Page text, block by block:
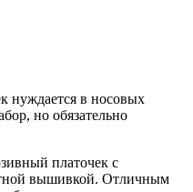
нуждается в носовых
но обязательно
платочек с
вышивкой. Отличным